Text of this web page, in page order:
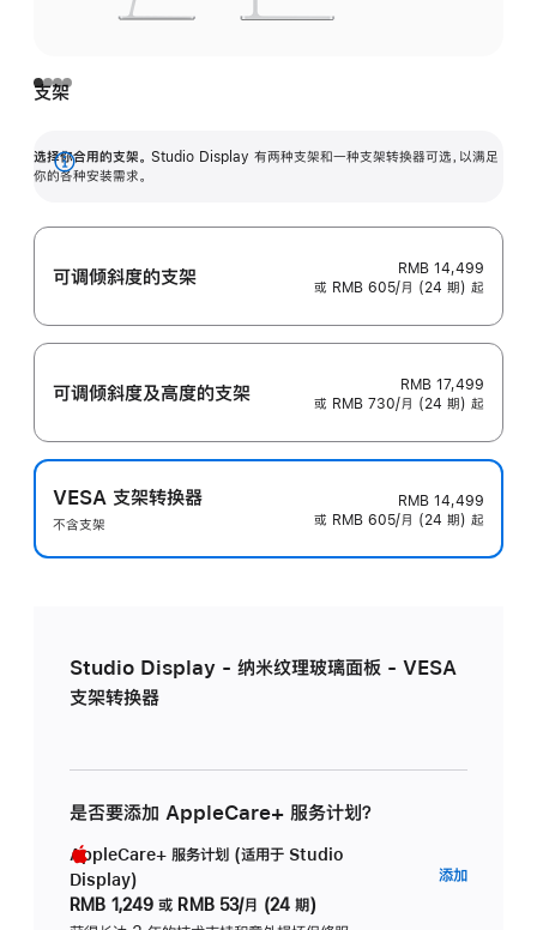
支架
选择你合用的支架。 Studio Display 有两种支架和一种支架转换器可选，以满足
你的各种安装需求。
展
可调倾斜度的支架
RMB 14,499
或 RMB 605/月 (24 期) 起
可调倾斜度及高‍度的支‍架
RMB 17,499
或 RMB 730/月 (24 期) 起
VESA 支架转换器
不含支架
RMB 14,499
或 RMB 605/月 (24 期) 起
Studio Display - 纳米纹理玻璃面板 - VESA
支架转换器
是否要添加 AppleCare+ 服务计划？
AppleCare+ 服务计划 (适用于 Studio
Display)
RMB 1,249 或 RMB 53/月 (24 期)
添加